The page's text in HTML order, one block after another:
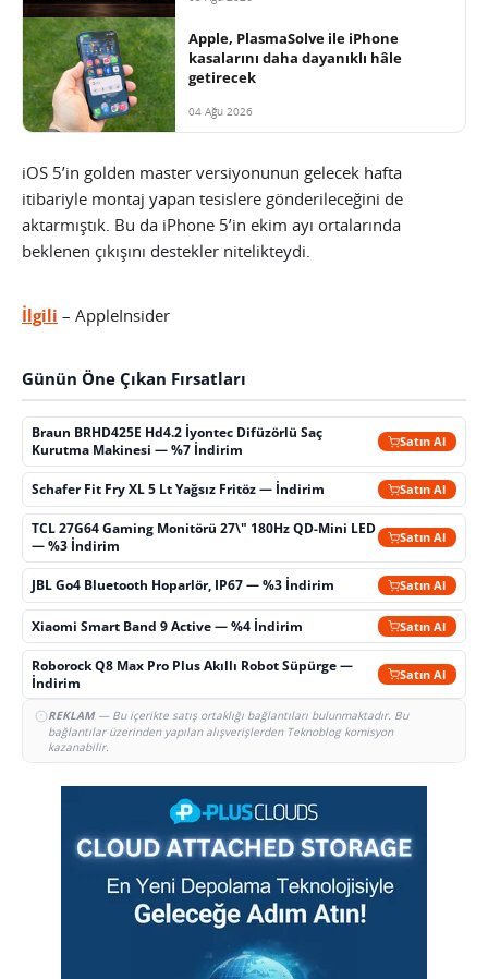
Apple, PlasmaSolve ile iPhone
kasalarını daha dayanıklı hâle
getirecek
04 Ağu 2026
iOS 5’in golden master versiyonunun gelecek hafta
itibariyle montaj yapan tesislere gönderileceğini de
aktarmıştık. Bu da iPhone 5’in ekim ayı ortalarında
beklenen çıkışını destekler nitelikteydi.
İlgili – AppleInsider
Günün Öne Çıkan Fırsatları
Braun BRHD425E Hd4.2 İyontec Difüzörlü Saç
Kurutma Makinesi — %7 İndirim
Satın Al
Schafer Fit Fry XL 5 Lt Yağsız Fritöz — İndirim Satın Al
TCL 27G64 Gaming Monitörü 27\" 180Hz QD-Mini LED
— %3 İndirim
Satın Al
JBL Go4 Bluetooth Hoparlör, IP67 — %3 İndirim Satın Al
Xiaomi Smart Band 9 Active — %4 İndirim Satın Al
Roborock Q8 Max Pro Plus Akıllı Robot Süpürge —
İndirim
Satın Al
REKLAM— Bu içerikte satış ortaklığı bağlantıları bulunmaktadır. Bu
bağlantılar üzerinden yapılan alışverişlerden Teknoblog komisyon
kazanabilir.